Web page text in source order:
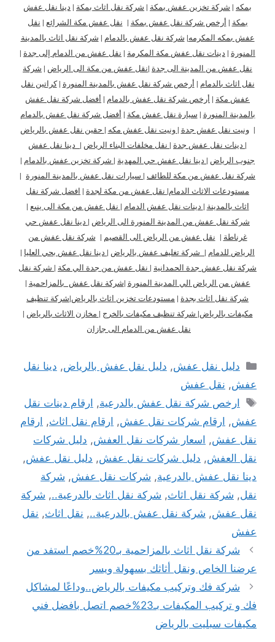
بمكه | شركة تخزين عفش بمكة | شركة نقل اثاث بمكة | دينا نقل عفش
بمكة | أرخص شركة نقل عفش بمكة | نقل عفش مكة الشرائع | نقل
عفش بمكه المكرمه| شركة نقل عفش بالدمام | شركة نقل اثاث بالمدينة
المنورة | دينات نقل عفش مكة المكرمة | نقل عفش من الدمام إلى جدة |
نقل عفش من المدينة الى جدة |نقل عفش من مكة الى الرياض | شركة
نقل اثاث بالدمام | أرخص شركة نقل عفش بالمدينة المنورة |كراتين نقل
عفش مكة | أرخص شركة نقل عفش بالدمام | أفضل شركة نقل عفش
بالمدينة المنورة | سيارة نقل عفش مكة | أفضل شركة نقل عفش بالدمام
|ونيت نقل عفش جدة | ونيت نقل عفش مكه | حقين نقل عفش بالرياض
| دينات نقل عفش جدة | نقل مخلفات البناء الرياض | دينا نقل عفش
جنوب الرياض | دينا نقل عفش حي المهدية | شركة تخزين عفش بالدمام |
شركة نقل عفش من مكة للطائف | سيارات نقل عفش بالمدينة المنورة |
مستودعات الاثاث الدمام| نقل عفش من مكة لجدة | افضل شركة نقل
اثاث بالمدينة | دينات نقل عفش الدمام | نقل عفش من مكة الى ينبع |
شركة نقل عفش من المدينة المنورة الى الرياض | دينا نقل عفش حي
غرناطة | نقل عفش من الرياض الى القصيم | شركة نقل عفش من
الرياض للدمام | شركة تغليف عفش بالرياض | دينا نقل عفش بحي العليا |
شركة نقل عفش جدة الحمدانية | نقل عفش من جدة الي مكة | شركة نقل
عفش من الرياض الي المدينة المنورة |شركة نقل عفش بالمزاحمية |
شركة نقل اثاث بجدة | مستودعات تخزين اثاث بالرياض|شركة تنظيف
مكيفات بالرياض| شركة تنظيف مكيفات بالخرج | مخازن الاثاث بالرياض |
نقل عفش من الدمام الى جازان
التصنيفات
دليل نقل عفش, دليل نقل عفش بالرياض, دينا نقل
عفش, نقل عفش
الوسوم
ارخص شركة نقل عفش بالدرعية, ارقام دينات نقل
عفش, ارقام شركات نقل عفش, ارقام نقل اثاث, ارقام
نقل عفش, اسعار شركات نقل العفش, دليل شركات
نقل العفش, دليل شركات نقل عفش, دليل نقل عفش,
دينا نقل عفش بالدرعية, شركات نقل عفش, شركة
نقل, شركة نقل اثاث, شركة نقل اثاث بالدرعية.., شركة
نقل عفش, شركة نقل عفش بالدرعية.., نقل اثاث, نقل
عفش
تصفّح
المقالات
شركة نقل اثاث بالمزاحمية بـ20%خصم استفد من
عرضنا الخاص ونقل أثاثك بسهولة ويسر
شركة فك وتركيب مكيفات بالرياض..وداعًا لمشاكل
فك و تركيب المكيفات بـ23%خصم اتصل بافضل فني
مكيفات سبليت بالرياض